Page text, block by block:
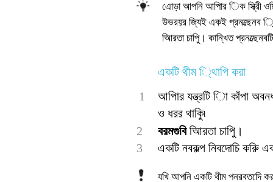
এোড়া আপনি আপিার িক স্ক্রীি
উভরয়র জি্যই একই প্রনত্ছেনব
আিরতা চাপুি। কান্খিত
একটি থীম ্থিাপি করা
1
আপিার যন্ত্রটি িা কাঁপা
ও ধরর থাকুি৷
2
বরমগুবিআিরতা চাপুি।
3
একটি নবকল্প নিবদোচি করুি
যখি আপনি একটি থীম পনরবতদেি